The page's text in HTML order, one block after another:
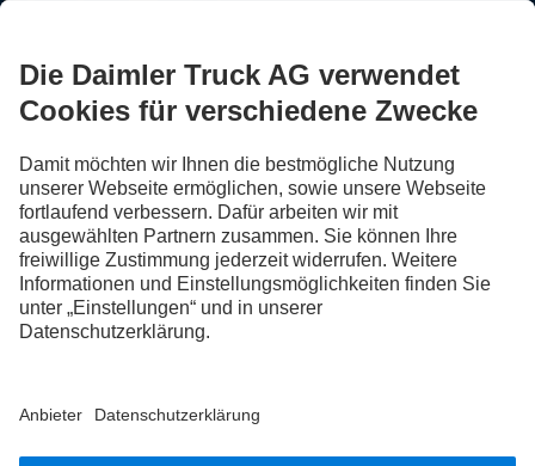
FOLLOW THE ROADSTARS.
Tausche jetzt Erfahrungen mit anderen Truckerinnen und
Truckern aus.
Steig ein
Impressum